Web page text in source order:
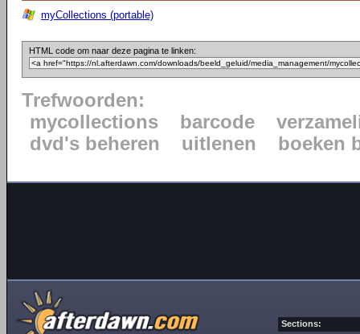
myCollections (portable)
HTML code om naar deze pagina te linken:
Trefwoorden:
mycollections
barcode
dvd's beheren
uitlenen boeken
Sections: